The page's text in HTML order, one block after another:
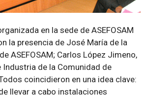
en la sede de ASEFOSAM
la presencia de José María de la
ASEFOSAM; Carlos López Jimeno,
Industria de la Comunidad de
coincidieron en una idea clave:
llevar a cabo instalaciones